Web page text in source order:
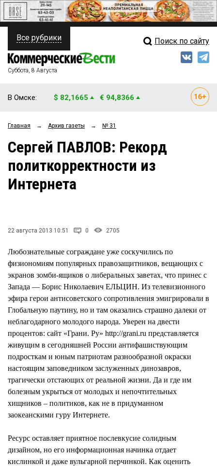
ПОЛИТИКА
ФИНАНСЫ
ОБЩЕСТВО
ЗАКОН
НОВОСТИ КОМПАНИЙ
Свежий выпуск
Рейтинги
Блоги
Все рубрики Поиск по сайту
Суббота, 8 Августа
В Омске: $ 82,1665 € 94,8366
Главная → Архив газеты → № 31
Сергей ПАВЛОВ: Рекорд
политкорректности из
Интернета
22 августа 2013 10:51 0 2705
Любознательные сограждане уже соскучились по
физиономиям популярных правозащитников, вещающих с
экранов зомби-ящиков о либеральных заветах, что принес с
Запада — Борис Николаевич ЕЛЬЦИН. Из телевизионного
эфира герои антисоветского сопротивления эмигрировали в
Глобальную паутину, но и там оказались страшно далеки от
неблагодарного молодого народа. Уверен на двести
процентов: сайт «Грани. Ру» http://grani.ru представляется
живущим в сегодняшней России антифашиствующим
подросткам и юным патриотам разнообразной окраски
настоящим заповедником заслуженных динозавров,
трагически отстающих от реальной жизни. Да и где им
болезным укрыться от молодых и непочтительных
хищников – политиков, как не в придуманном
заокеанскими гуру Интернете.
Ресурс оставляет приятное послевкусие солидным
дизайном, но его информационная начинка отдает
кислинкой и даже вульгарной перчинкой. Как оценить